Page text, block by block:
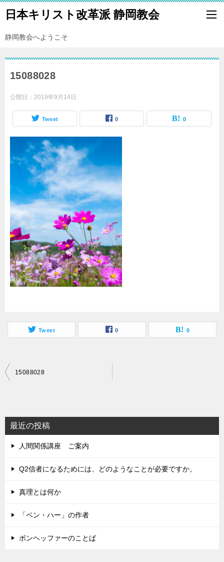
日本キリスト改革派 静岡教会
静岡教会へようこそ
15088028
公開日： 2019年9月14日
Tweet 0 0
Tweet 0 0
投
ビ
ゲ
ー
シ
15088028
最近の投稿
人間関係講座 ご案内
Q2信者になるためには、どのようなことが必要ですか。
真理とは何か
「ベン・ハー」の作者
ボンヘッファーのことば